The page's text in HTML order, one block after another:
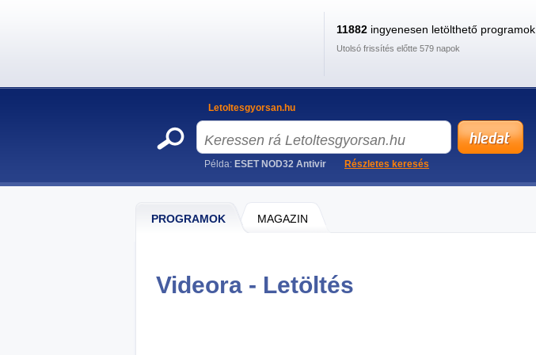
PROGRAMOK MAGAZIN
Videora - Letöltés
11882 ingyenesen letölthető programok
Utolsó frissítés előtte 579 napok
Letoltesgyorsan.hu
Példa: ESET NOD32 Antivir Részletes keresés